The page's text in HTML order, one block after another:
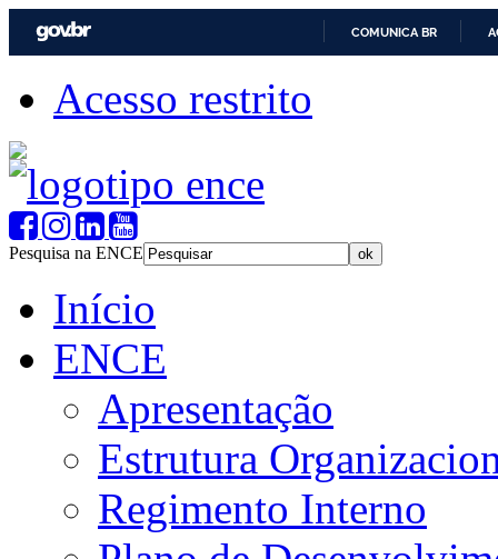
COMUNICA BR
Acesso restrito
Pesquisa na ENCE
Início
ENCE
Apresentação
Estrutura
Regimento Interno